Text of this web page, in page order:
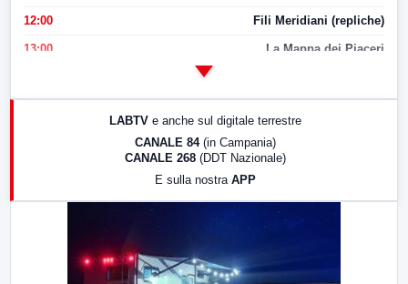
12:00 Fili Meridiani (repliche)
13:00 La Mappa dei Piaceri
LABTV e anche sul digitale terrestre
CANALE 84 (in Campania)
CANALE 268 (DDT Nazionale)
E sulla nostra APP